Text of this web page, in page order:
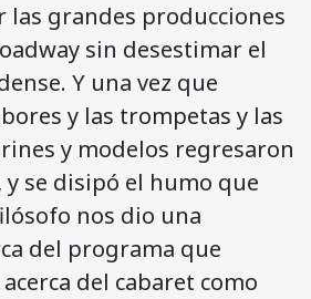
las grandes producciones
sin desestimar el
Y una vez que
y las trompetas y las
y modelos regresaron
y se disipó el humo que
nos dio una
del programa que
del cabaret como